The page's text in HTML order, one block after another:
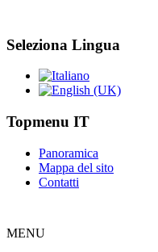
Seleziona Lingua
Topmenu IT
Panoramica
Mappa del sito
Contatti
MENU